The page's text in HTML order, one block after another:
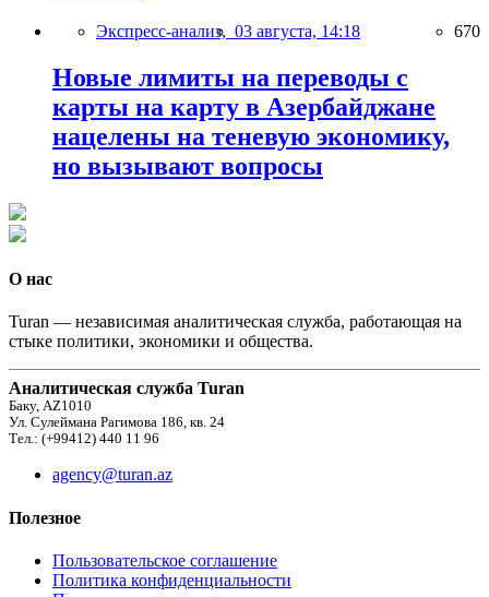
Экспресс-анализ, 03 августа, 14:18 670
Новые лимиты на переводы с
карты на карту в Азербайджане
нацелены на теневую экономику,
но вызывают вопросы
О нас
Turan — независимая аналитическая служба, работающая на
стыке политики, экономики и общества.
Аналитическая служба Turan
Баку, AZ1010
Ул. Сулеймана Рагимова 186, кв. 24
Тел.: (+99412) 440 11 96
agency@turan.az
Полезное
Пользовательское соглашение
Политика конфиденциальности